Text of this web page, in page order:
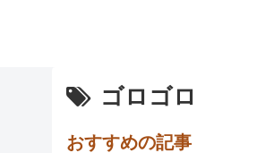
ゴロゴロ
おすすめの記事